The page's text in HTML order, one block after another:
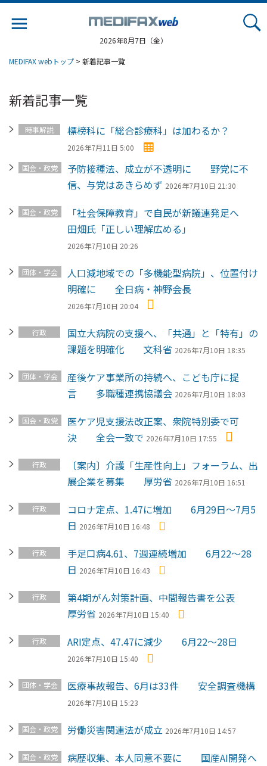
2026年8月7日（金）
MEDIFAX webトップ > 新着記事一覧
新着記事一覧
時事解説 標榜科に「総合診療科」は加わるか？
2026年7月11日 5:00
国会・政党
予防接種法、成立が不透明に 野党に不
信、与党はあきらめず 2026年7月10日 21:30
国会・政党
「社会保障教育」で自民が新議連発足へ
田畑氏「正しい理解広める」
2026年7月10日 20:26
団体・学会
人口減地域での「多機能型病院」、位置付け
明確に 全日病・神野会長
2026年7月10日 20:04
行政
国立大病院の支援へ、「共通」と「特有」の
課題を明確化 文科省 2026年7月10日 18:35
団体・学会
産後ケア事業所の持続へ、こども庁に提
言 多職種連携協議会 2026年7月10日 18:03
国会・政党
医ケア児支援法改正案、衆院特別委で可
決 全会一致で 2026年7月10日 17:55
行政
〔案内〕介護「生産性向上」フォーラム、出
展企業を募集 厚労省 2026年7月10日 16:51
行政
コロナ定点、1.47に増加 6月29日～7月5
日 2026年7月10日 16:48
行政
手足口病4.61、7週連続増加 6月22～28
日 2026年7月10日 16:43
行政
第4期がん対策計画、中間報告書を公表
厚労省 2026年7月10日 15:40
行政 ARI定点、47.47に減少 6月22～28日
2026年7月10日 15:40
団体・学会 医療事故報告、6月は33件 安全調査機構
2026年7月10日 15:23
国会・政党 労働災害関連法が成立 2026年7月10日 14:57
国会・政党
病歴収集、本人同意不要に 国産AI開発へ